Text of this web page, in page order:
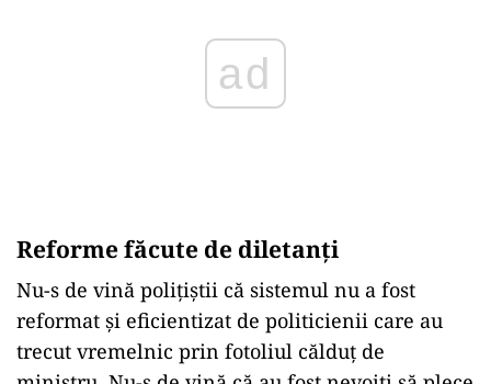
Reforme făcute de diletanți
Nu-s de vină polițiștii că sistemul nu a fost
reformat și eficientizat de politicienii care au
trecut vremelnic prin fotoliul călduț de